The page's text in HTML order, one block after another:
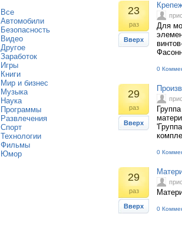
Все
Автомобили
Безопасность
Видео
Другое
Заработок
Игры
Книги
Мир и бизнес
Музыка
Наука
Программы
Развлечения
Спорт
Технологии
Фильмы
Юмор
23
раз
Вверх
Для
0
29
раз
Вверх
0
29
раз
Вверх 0